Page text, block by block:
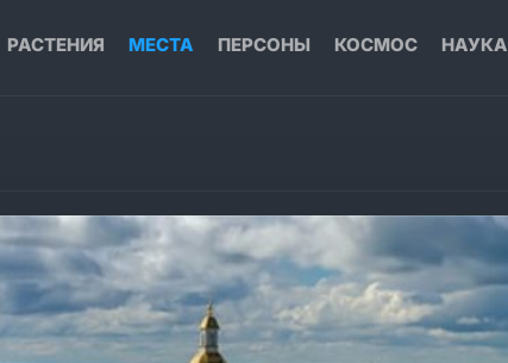
РАСТЕНИЯ МЕСТА ПЕРСОНЫ КОСМОС НАУКА